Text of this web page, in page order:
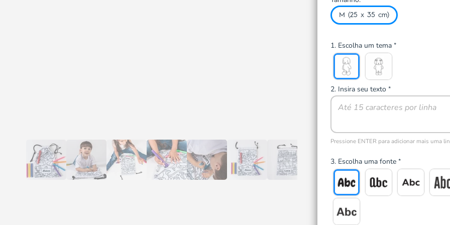
M (25 x 35 cm)
1. Escolha um tema *
2. Insira seu texto *
Pressione ENTER para adicionar mais uma
3. Escolha uma fonte *